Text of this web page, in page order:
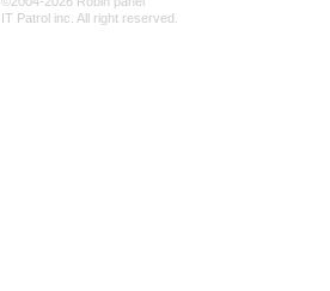
IT Patrol inc. All right reserved.